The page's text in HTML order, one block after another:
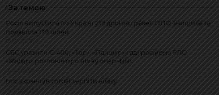
За темою
Росія випустила по Україні 219 дронів і ракет: ППО знищила та
подавила 179 цілей
СБС уразили С-400, «Тор», «Панцир» і дві російські РЛС:
«Мадяр» розповів про нічну операцію
61% українців готові терпіти війну